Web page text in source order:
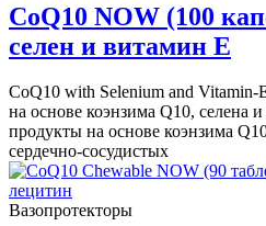
CoQ10 NOW (100
селен и витамин Е
CoQ10 with Selenium and Vitamin-
на основе коэнзима Q10, селена
продукты на основе коэнзима
сердечно-сосудистых
Вазопротекторы